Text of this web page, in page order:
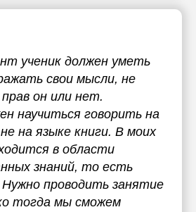
ученик должен уметь
свои мысли, не
он или нет.
научиться говорить на
на языке книги. В моих
в области
знаний, то есть
проводить занятие
тогда мы сможем